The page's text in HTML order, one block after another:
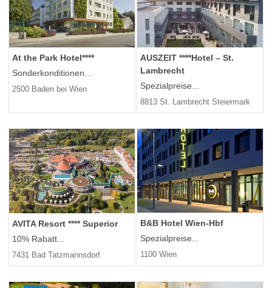
At the Park Hotel****
Sonderkonditionen...
2500 Baden bei Wien
AUSZEIT ****Hotel – St.
Lambrecht
Spezialpreise...
8813 St. Lambrecht Steiermark
AVITA Resort ​**** Superior
10% Rabatt...
7431 Bad Tatzmannsdorf
B&B Hotel Wien-Hbf
Spezialpreise...
1100 Wien